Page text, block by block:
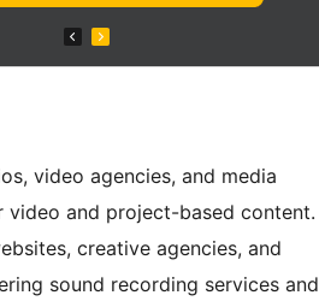
video agencies, and media
video and project-based content.
creative agencies, and
sound recording services and